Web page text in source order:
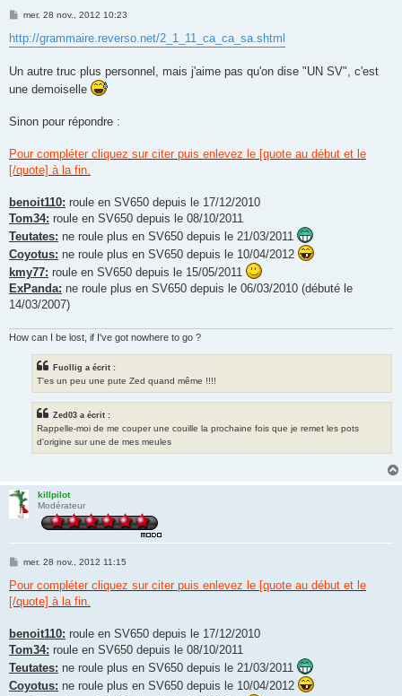
M
s
s
g
e
mer. 28 nov., 2012 10:23
http://grammaire.reverso.net/2_1_11_ca_ca_sa.shtml
Un autre truc plus personnel, mais j'aime pas qu'on dise "UN SV", c'est
une demoiselle
Sinon pour répondre :
Pour compléter cliquez sur citer puis enlevez le [quote au début et le
[/quote] à la fin.
benoit110: roule en SV650 depuis le 17/12/2010
Tom34: roule en SV650 depuis le 08/10/2011
Teutates: ne roule plus en SV650 depuis le 21/03/2011
Coyotus: ne roule plus en SV650 depuis le 10/04/2012
kmy77: roule en SV650 depuis le 15/05/2011
ExPanda: ne roule plus en SV650 depuis le 06/03/2010 (débuté le
14/03/2007)
How can I be lost, if I've got nowhere to go ?
Fuollig a écrit :
T'es un peu une pute Zed quand même !!!!
Zed03 a écrit :
Rappelle-moi de me couper une couille la prochaine fois que je remet les pots
d'origine sur une de mes meules
killpilot
Modérateur
M
s
s
a
mer. 28 nov., 2012 11:15
Pour compléter cliquez sur citer puis enlevez le [quote au début et le
[/quote] à la fin.
benoit110: roule en SV650 depuis le 17/12/2010
Tom34: roule en SV650 depuis le 08/10/2011
Teutates: ne roule plus en SV650 depuis le 21/03/2011
Coyotus: ne roule plus en SV650 depuis le 10/04/2012